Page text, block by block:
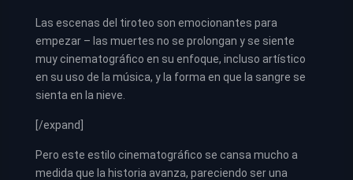
Las escenas del tiroteo son emocionantes para
empezar – las muertes no se prolongan y se siente
muy cinematográfico en su enfoque, incluso artístico
en su uso de la música, y la forma en que la sangre se
sienta en la nieve.
[/expand]
Pero este estilo cinematográfico se cansa mucho a
medida que la historia avanza, pareciendo ser una